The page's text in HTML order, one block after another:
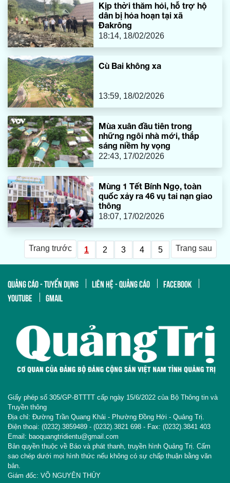
Kịp thời thăm hỏi, hỗ trợ hộ
dân bị hỏa hoạn tại xã
Đakrông
18:14, 18/02/2026
Cù Bai không xa
13:59, 18/02/2026
Mùa xuân đầu tiên trong
những ngôi nhà mới, thắp
sáng niềm hy vọng
22:43, 17/02/2026
Mùng 1 Tết Bính Ngọ, toàn
quốc xảy ra 46 vụ tai nạn giao
thông
18:07, 17/02/2026
Trang trước 1 2 3 4 5 Trang sau
QUẢNG CÁO - TUYỂN DỤNG LIÊN HỆ - QUẢNG CÁO
FACEBOOK
YOUTUBE
GMAIL
Giấy phép số 305/GP-BTTTT cấp ngày 15/6/2022 của Bộ Thông tin và
Truyền thông
Địa chỉ: Đường Trần Quang Khải - Phường Đồng Hới - Quảng Trị.
Điện thoại: (0232).3859489 - (0232).3821 698 - Fax: (0232).3841 403
Email: baoquangtridientu@gmail.com
Bản quyền thuộc về Báo và phát thanh, truyền hình Quảng Trị. Cấm
sao chép dưới mọi hình thức nếu không có sự chấp thuận bằng văn
bản.
Giám đốc: VÕ NGUYÊN THỦY